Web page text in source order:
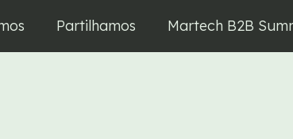
Partilhamos Martech B2B